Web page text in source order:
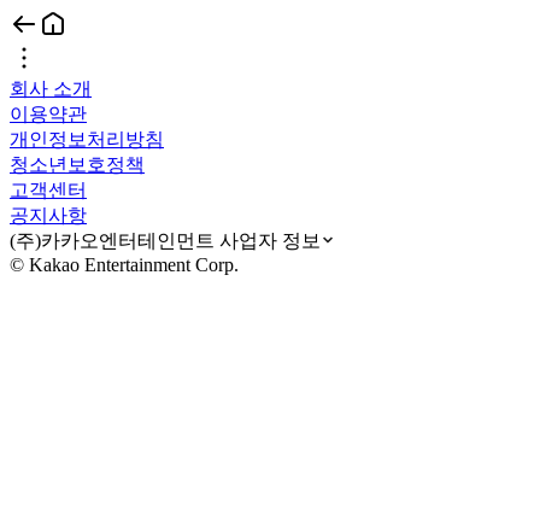
회사 소개
이용약관
개인정보처리방침
청소년보호정책
고객센터
공지사항
(주)카카오엔터테인먼트 사업자 정보
© Kakao Entertainment Corp.